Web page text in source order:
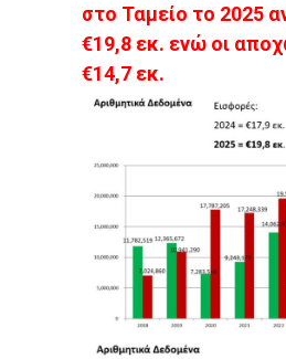
στο Ταμείο το 2025
€19,8 εκ. ενώ οι
€14,7 εκ.